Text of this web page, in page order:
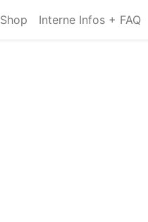
Shop Interne Infos + FAQ